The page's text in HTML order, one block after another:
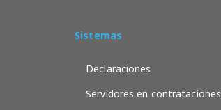
Sistemas
Declaraciones
Servidores en contrataciones